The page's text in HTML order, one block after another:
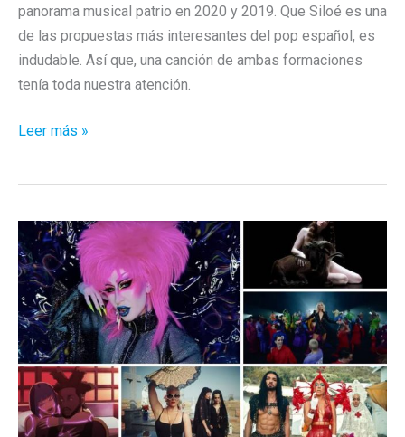
panorama musical patrio en 2020 y 2019. Que Siloé es una
de las propuestas más interesantes del pop español, es
indudable. Así que, una canción de ambas formaciones
tenía toda nuestra atención.
Siloé
Como
me
quieres
tú
Leer más »